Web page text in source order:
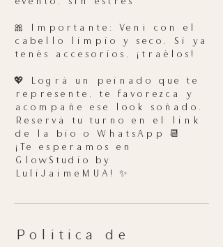
🎀 Importante: Vení con el
cabello limpio y seco. Si ya
tenés accesorios, ¡traélos!
💖 Lográ un peinado que te
represente, te favorezca y
acompañe ese look soñado.
Reservá tu turno en el link
de la bio o WhatsApp 📆
¡Te esperamos en
GlowStudio by
LuliJaimeMUA! ✨
Política de